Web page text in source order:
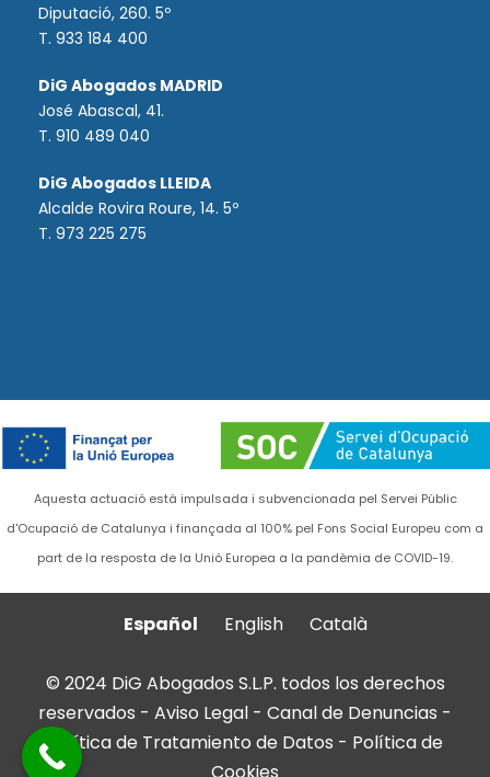
Diputació, 260. 5º
T. 933 184 400
DiG Abogados MADRID
José Abascal, 41.
T. 910 489 040
DiG Abogados LLEIDA
Alcalde Rovira Roure, 14. 5º
T. 973 225 275
Aquesta actuació està impulsada i subvencionada pel Servei Públic
d'Ocupació de Catalunya i finançada al 100% pel Fons Social Europeu com a
part de la resposta de la Unió Europea a la pandèmia de COVID-19.
Español English Català
© 2024 DiG Abogados S.L.P. todos los derechos
reservados - Aviso Legal - Canal de Denuncias -
Política de Tratamiento de Datos - Política de